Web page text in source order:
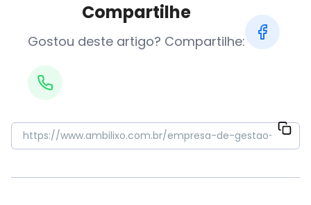
Compartilhe
Gostou deste artigo? Compartilhe: